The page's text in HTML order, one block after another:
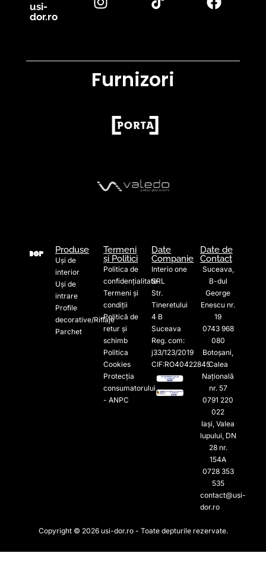
usi-
dor.ro
Furnizori
Produse
Uși de
interior
Uși de
intrare
Profile
decorative/Riflaje
Parchet
Termeni
și Politici
Politica de
confidențialitate
Termeni și
condiții
Politică de
retur și
schimb
Politica
Cookies
Protecția
consumatorului
- ANPC
Date
Companie
Interio one
SRL
Str.
Tineretului
4 B
Suceava
Reg. com:
j33/123/2019
CIF:RO40422845
Date de
Contact
Suceava,
B-dul
George
Enescu nr.
19
0743 968
080
Botoșani,
Calea
Națională
nr. 57
0791 220
022​
Iași, Valea
lupului, DN
28 nr.
154A
0728 353
535​
contact@usi-
dor.ro
Copyright © 2026 usi-dor.ro - Toate depturile rezervate.